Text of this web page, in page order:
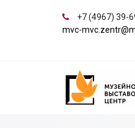
+7 (4967) 39-
mvc-